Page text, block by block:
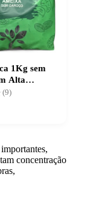
1Kg sem
Alta
(9)
concentração